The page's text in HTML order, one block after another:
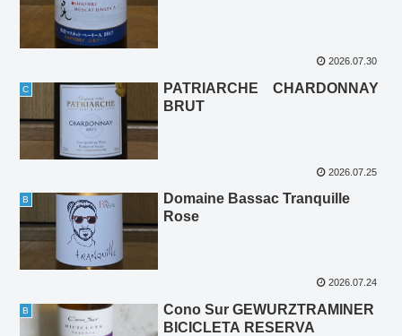
2026.07.30
C
PATRIARCHE CHARDONNAY
BRUT
2026.07.25
B
Domaine Bassac Tranquille
Rose
2026.07.24
B
Cono Sur GEWURZTRAMINER
BICICLETA RESERVA